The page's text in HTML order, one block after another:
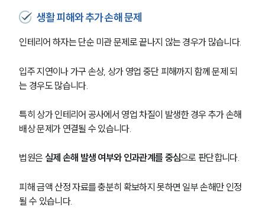
업무사례
주요 업무사례
사례분석/최신동향
고객후기
업무분야
전체
생활 피해와 추가 손해 문제
인테리어 하자는 단순 미관 문제로 끝나지 않는 경우가 많습니다.
입주 지연이나 가구 손상, 상가 영업 중단 피해까지 함께 문제 되
는 경우도 많습니다.
특히 상가 인테리어 공사에서 영업 차질이 발생한 경우 추가 손해
배상 문제가 연결될 수 있습니다.
법원은 실제 손해 발생 여부와 인과관계를 중심으로 판단합니다.
피해 금액 산정 자료를 충분히 확보하지 못하면 일부 손해만 인정
될 수 있습니다.